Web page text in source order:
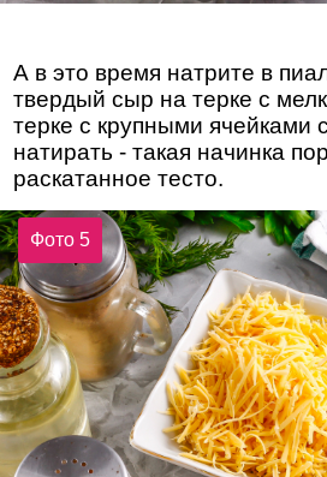
А в это время натрите в
твердый сыр на терке с
терке с крупными ячейками
натирать - такая начинка
раскатанное тесто.
Фото 5